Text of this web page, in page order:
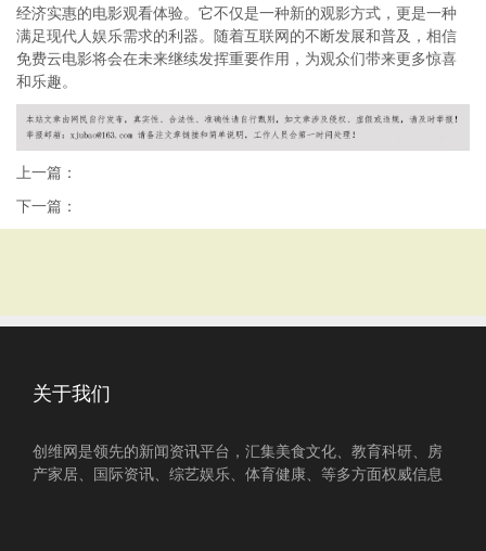
经济实惠的电影观看体验。它不仅是一种新的观影方式，更是一种
满足现代人娱乐需求的利器。随着互联网的不断发展和普及，相信
免费云电影将会在未来继续发挥重要作用，为观众们带来更多惊喜
和乐趣。
上一篇：
下一篇：
关于我们
创维网是领先的新闻资讯平台，汇集美食文化、教育科研、房
产家居、国际资讯、综艺娱乐、体育健康、等多方面权威信息